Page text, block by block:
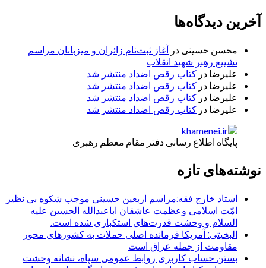
آخرین دیدگاه‌ها
محسن حسینی در آغاز ثبت‌نام زائران و میزبانان مراسم
تشییع رهبر شهید انقلاب
علیرضا در کتاب رقص اضداد منتشر شد
علیرضا در کتاب رقص اضداد منتشر شد
علیرضا در کتاب رقص اضداد منتشر شد
علیرضا در کتاب رقص اضداد منتشر شد
پایگاه اطلاع رسانی دفتر مقام معظم رهبری
نوشته‌های تازه
استاد خارج فقه:مراسم اربعین حسینی موجب شکوه بی نظیر
امّت اسلامی وعظمت عاشقان اباعبدالله الحسین علیه
السلام و وحشت قدرت‌های استکباری شده است.
البخیتی: آمریکا فرمانده اصلی حملات به کشورهای محور
مقاومت از جمله عراق است
بستن حساب کاربری روابط عمومی سپاه، نشانه‌ وحشت